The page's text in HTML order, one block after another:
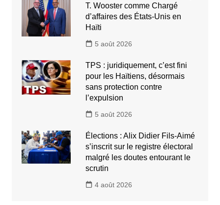
T. Wooster comme Chargé
d’affaires des États-Unis en
Haïti
5 août 2026
TPS : juridiquement, c’est fini
pour les Haïtiens, désormais
sans protection contre
l’expulsion
5 août 2026
Élections : Alix Didier Fils-Aimé
s’inscrit sur le registre électoral
malgré les doutes entourant le
scrutin
4 août 2026